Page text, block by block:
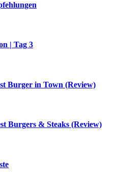
| Tag 3
Burger in Town (Review)
Burgers & Steaks (Review)